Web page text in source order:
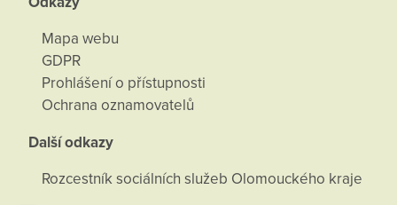
Mapa webu
GDPR
Prohlášení o přístupnosti
Ochrana oznamovatelů
Další odkazy
Rozcestník sociálních služeb Olomouckého kraje